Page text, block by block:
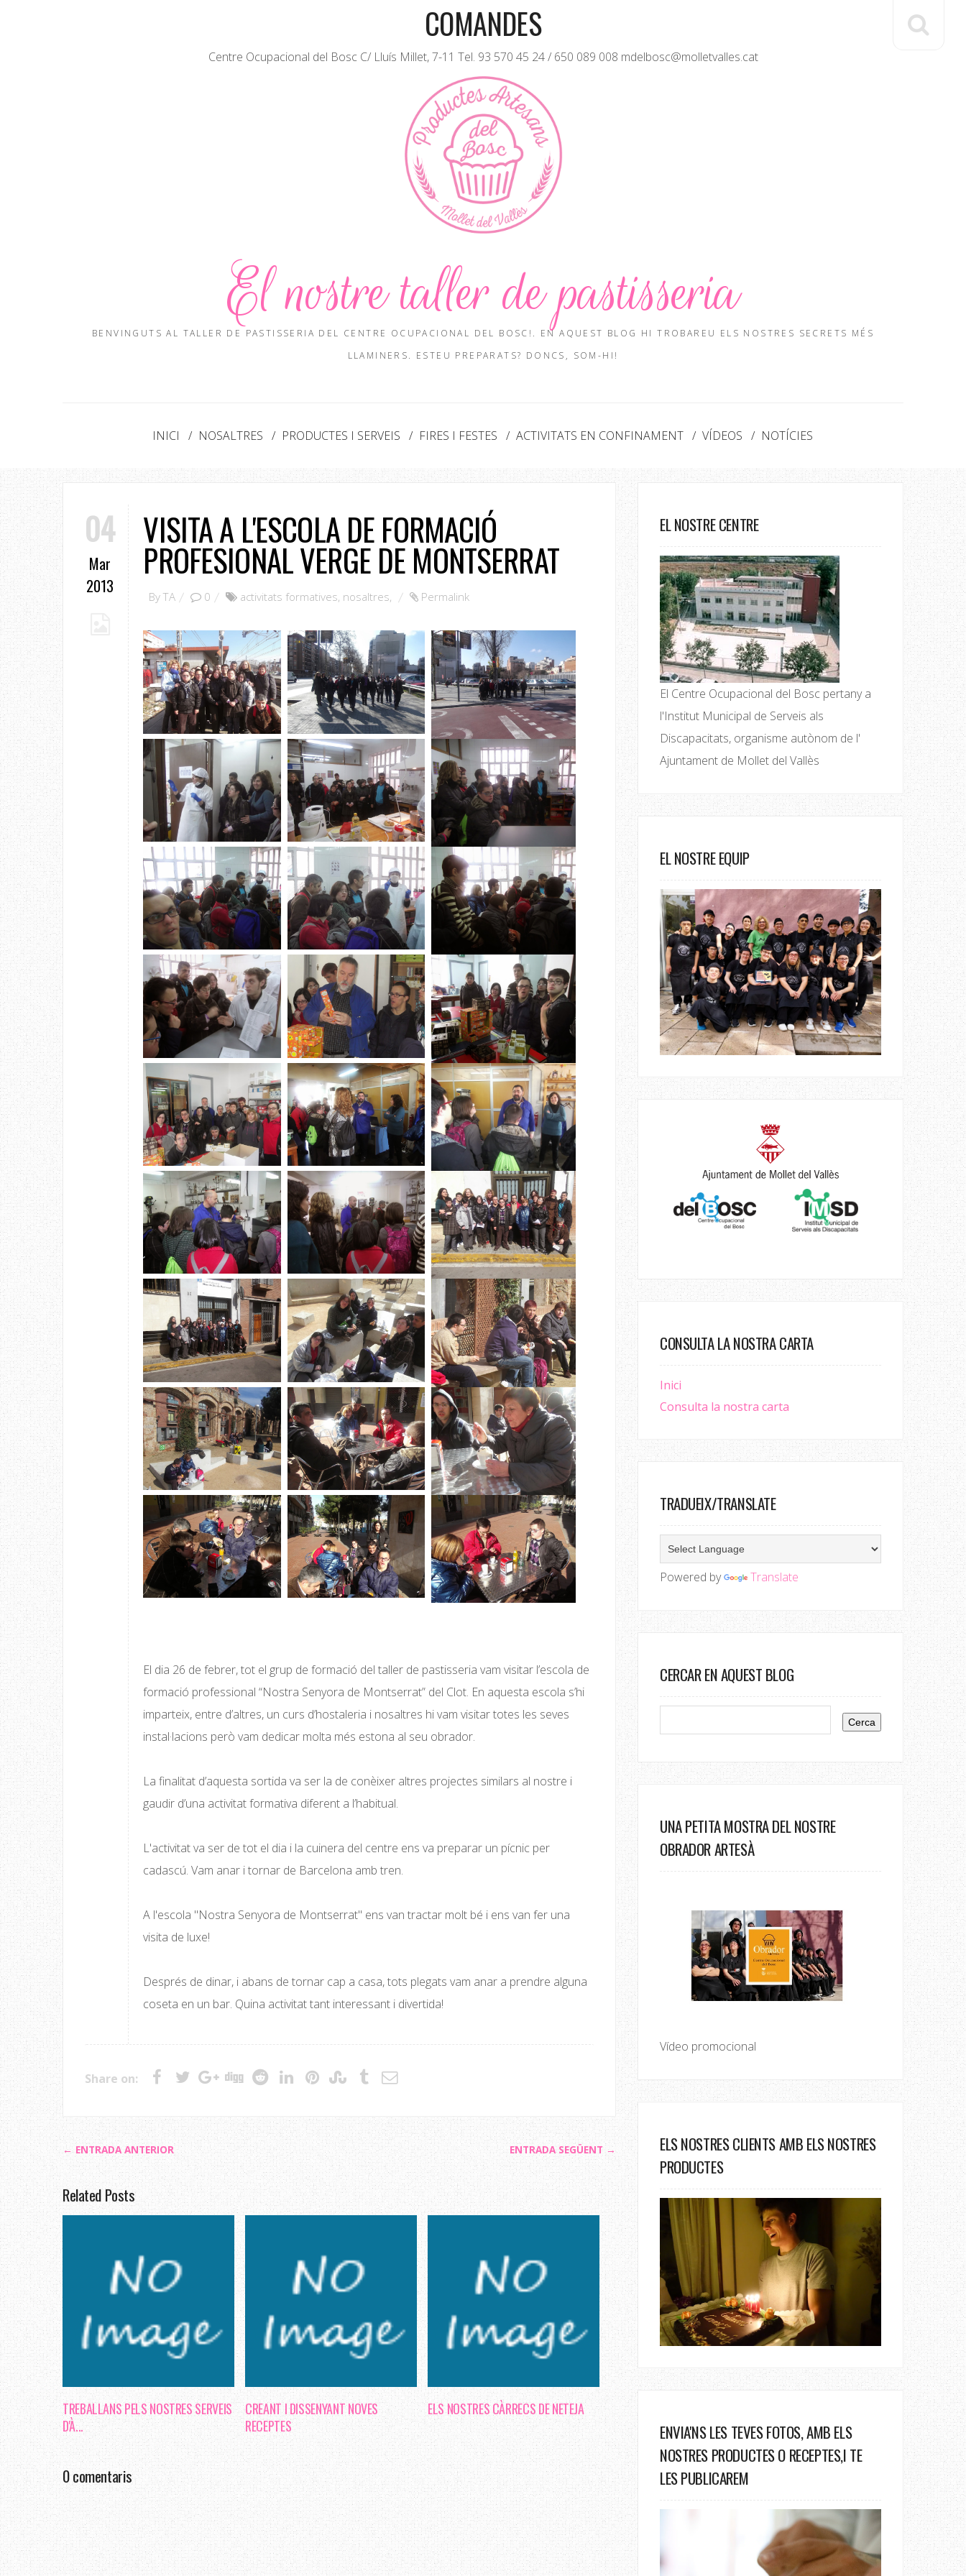
COMANDES
Centre Ocupacional del Bosc C/ Lluís Millet, 7-11 Tel. 93 570 45 24 / 650 089 008 mdelbosc@molletvalles.cat
El nostre taller de pastisseria
BENVINGUTS AL TALLER DE PASTISSERIA DEL CENTRE OCUPACIONAL DEL BOSC!. EN AQUEST BLOG HI TROBAREU ELS NOSTRES SECRETS MÉS
LLAMINERS. ESTEU PREPARATS? DONCS, SOM-HI!
INICI NOSALTRES PRODUCTES I SERVEIS FIRES I FESTES ACTIVITATS EN CONFINAMENT VÍDEOS NOTÍCIES
04
Mar
2013
VISITA A L'ESCOLA DE FORMACIÓ
PROFESIONAL VERGE DE MONTSERRAT
ByTA 0 activitats formatives, nosaltres, Permalink
El dia 26 de febrer, tot el grup de formació del taller de pastisseria vam visitar l’escola de
formació professional “Nostra Senyora de Montserrat” del Clot. En aquesta escola s’hi
imparteix, entre d’altres, un curs d’hostaleria i nosaltres hi vam visitar totes les seves
instal·lacions però vam dedicar molta més estona al seu obrador.
La finalitat d’aquesta sortida va ser la de conèixer altres projectes similars al nostre i
gaudir d’una activitat formativa diferent a l’habitual.
L'activitat va ser de tot el dia i la cuinera del centre ens va preparar un pícnic per
cadascú. Vam anar i tornar de Barcelona amb tren.
A l'escola "Nostra Senyora de Montserrat" ens van tractar molt bé i ens van fer una
visita de luxe!
Després de dinar, i abans de tornar cap a casa, tots plegats vam anar a prendre alguna
coseta en un bar. Quina activitat tant interessant i divertida!
Share on:
← ENTRADA ANTERIOR ENTRADA SEGÜENT →
Related Posts
TREBALLANS PELS NOSTRES SERVEIS
D'À...
CREANT I DISSENYANT NOVES
RECEPTES
ELS NOSTRES CÀRRECS DE NETEJA
0 comentaris
EL NOSTRE CENTRE
El Centre Ocupacional del Bosc pertany a
l'Institut Municipal de Serveis als
Discapacitats, organisme autònom de l'
Ajuntament de Mollet del Vallès
EL NOSTRE EQUIP
CONSULTA LA NOSTRA CARTA
Inici
Consulta la nostra carta
TRADUEIX/TRANSLATE
Powered by Translate
CERCAR EN AQUEST BLOG
UNA PETITA MOSTRA DEL NOSTRE
OBRADOR ARTESÀ
Vídeo promocional
ELS NOSTRES CLIENTS AMB ELS NOSTRES
PRODUCTES
ENVIA'NS LES TEVES FOTOS, AMB ELS
NOSTRES PRODUCTES O RECEPTES,I TE
LES PUBLICAREM